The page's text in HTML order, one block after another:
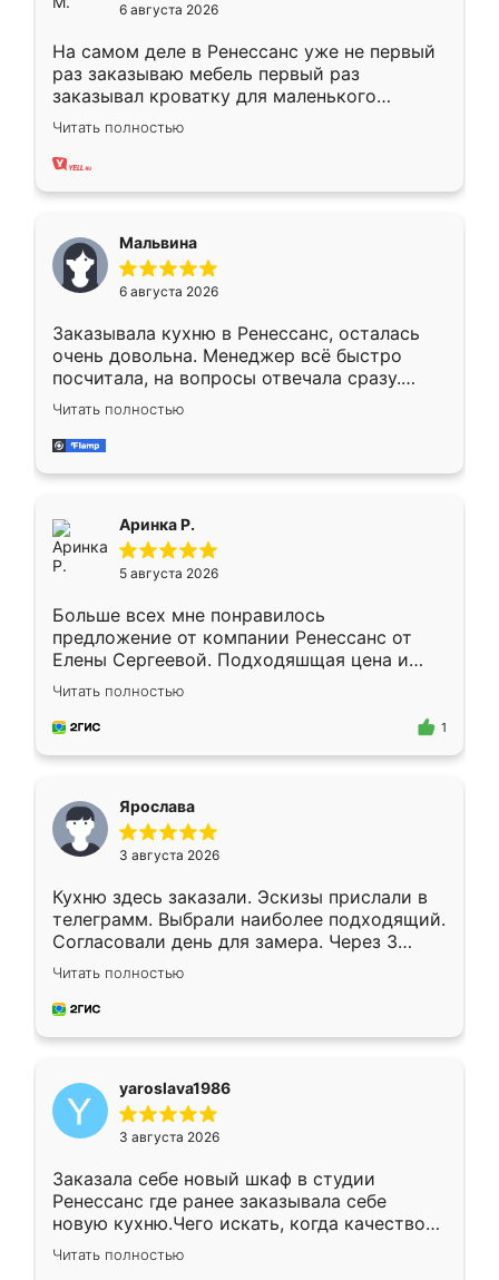
6 августа 2026
На самом деле в Ренессанс уже не первый
раз заказываю мебель первый раз
заказывал кроватку для маленького
ребёнка при его рождении ,во второй раз
заказал шкаф-купе. По качеству очень
хорошее сборка достаточно быстрая,
меньше, здесь же он более разнообразный.
Мне нравится ,если что-то потребуется из
мебели буду заказывать только здесь.
Читать полностью
Мальвина
6 августа 2026
Заказывала кухню в Ренессанс, осталась
очень довольна. Менеджер всё быстро
посчитала, на вопросы отвечала сразу.
Замерщик приехал в субботу, подошёл к
делу со всей ответственностью. Собрали
за день, ребята работали аккуратно, даже
Читать полностью
Аринка Р.
5 августа 2026
Больше всех мне понравилось
предложение от компании Ренессанс от
Елены Сергеевой. Подходяшщая цена и
короткие сроки изготовления. Приехавший
для замера сотрудник Владислав
предложил по моему эскизу самый
Читать полностью
1
Ярослава
3 августа 2026
Кухню здесь заказали. Эскизы прислали в
телеграмм. Выбрали наиболее подходящий.
Согласовали день для замера. Через 3
недели кухня была уже готова. Остались
довольны работой. Спасибо Ренессанс
мебель за качественную работу!
Читать полностью
yaroslava1986
3 августа 2026
Заказала себе новый шкаф в студии
Ренессанс где ранее заказывала себе
новую кухню.Чего искать, когда качеством
вполне довольна. Служит кухня уже почти
два года, нареканий нет.
Читать полностью